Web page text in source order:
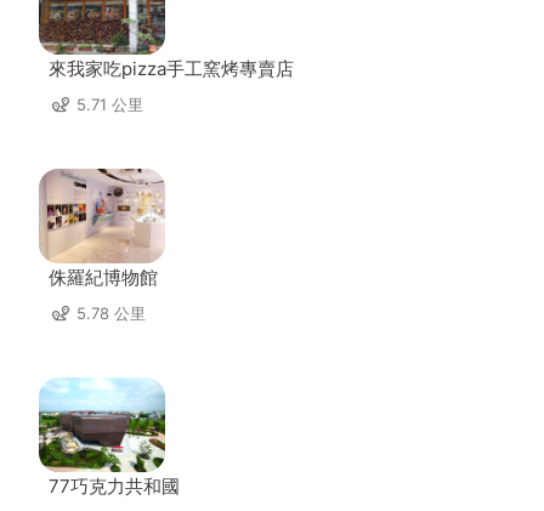
來我家吃pizza手工窯烤專賣店
5.71 公里
侏羅紀博物館
5.78 公里
77巧克力共和國